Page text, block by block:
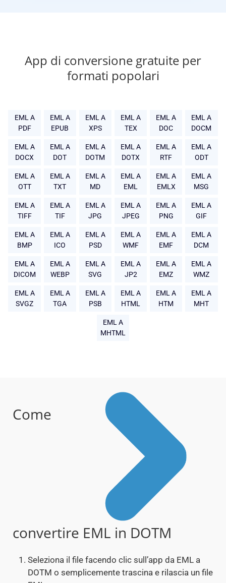
App di conversione gratuite per
formati popolari
EML A
PDF
EML A
EPUB
EML A
XPS
EML A
TEX
EML A
DOC
EML A
DOCM
EML A
DOCX
EML A
DOT
EML A
DOTM
EML A
DOTX
EML A
RTF
EML A
ODT
EML A
OTT
EML A
TXT
EML A
MD
EML A
EML
EML A
EMLX
EML A
MSG
EML A
TIFF
EML A
TIF
EML A
JPG
EML A
JPEG
EML A
PNG
EML A
GIF
EML A
BMP
EML A
ICO
EML A
PSD
EML A
WMF
EML A
EMF
EML A
DCM
EML A
DICOM
EML A
WEBP
EML A
SVG
EML A
JP2
EML A
EMZ
EML A
WMZ
EML A
SVGZ
EML A
TGA
EML A
PSB
EML A
HTML
EML A
HTM
EML A
MHT
EML A
MHTML
Come
convertire EML in DOTM
Seleziona il file facendo clic sull’app da EML a
DOTM o semplicemente trascina e rilascia un file